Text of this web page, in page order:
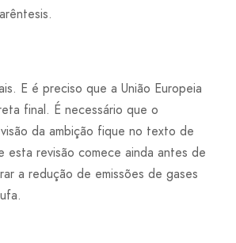
E é preciso que a União Europeia
final. É necessário que o
da ambição fique no texto de
esta revisão comece ainda antes de
a redução de emissões de gases